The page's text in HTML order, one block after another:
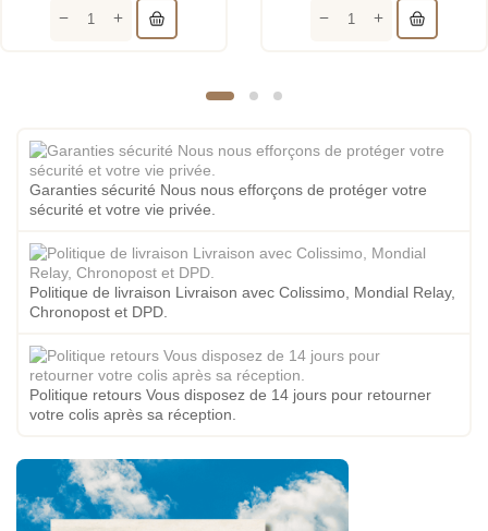
Garanties sécurité Nous nous efforçons de protéger votre
sécurité et votre vie privée.
Politique de livraison Livraison avec Colissimo, Mondial Relay,
Chronopost et DPD.
Politique retours Vous disposez de 14 jours pour retourner
votre colis après sa réception.